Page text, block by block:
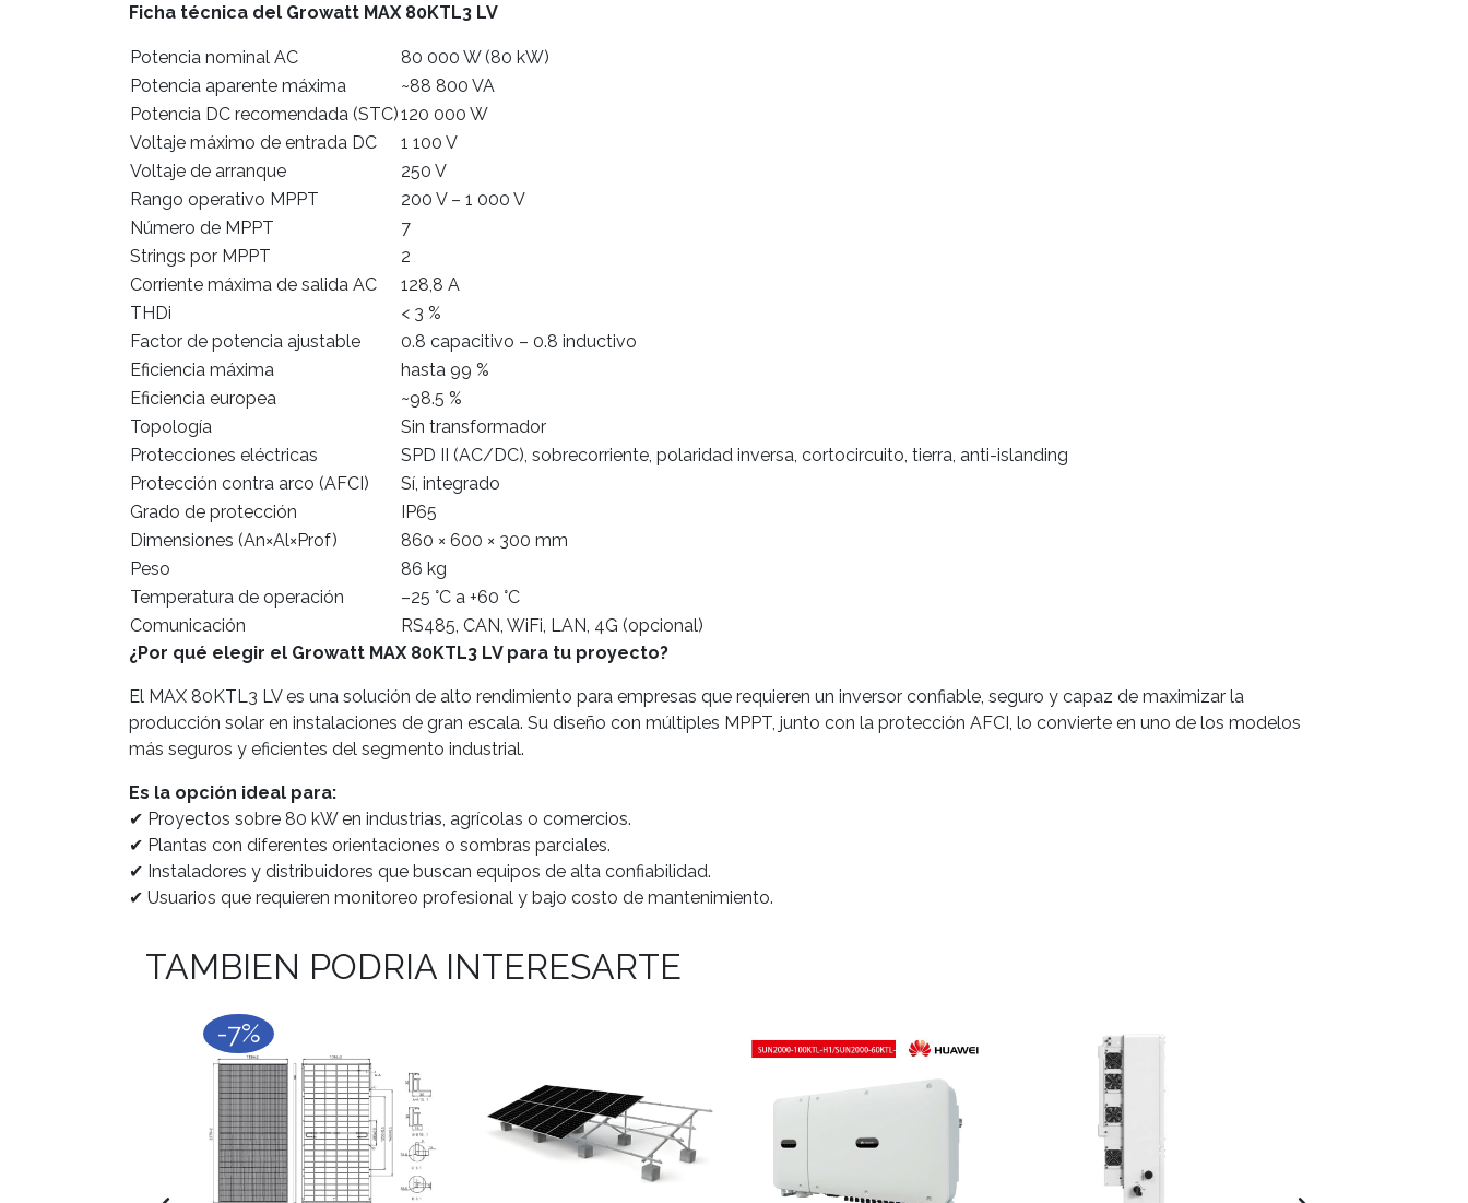
Ficha técnica del Growatt MAX 80KTL3 LV
Potencia nominal AC
80 000 W (80 kW)
Potencia aparente máxima
~88 800 VA
Potencia DC recomendada (STC)120 000 W
Voltaje máximo de entrada DC
1 100 V
Voltaje de arranque
250 V
Rango operativo MPPT
200 V – 1 000 V
Número de MPPT
7
Strings por MPPT
2
Corriente máxima de salida AC
128,8 A
THDi
< 3 %
Factor de potencia ajustable
0.8 capacitivo – 0.8 inductivo
Eficiencia máxima
hasta 99 %
Eficiencia europea
~98.5 %
Topología
Sin transformador
Protecciones eléctricas
SPD II (AC/DC), sobrecorriente, polaridad inversa, cortocircuito, tierra, anti-islanding
Protección contra arco (AFCI)
Sí, integrado
Grado de protección
IP65
Dimensiones (An×Al×Prof)
860 × 600 × 300 mm
Peso
86 kg
Temperatura de operación
–25 °C a +60 °C
Comunicación
RS485, CAN, WiFi, LAN, 4G (opcional)
¿Por qué elegir el Growatt MAX 80KTL3 LV para tu proyecto?
El MAX 80KTL3 LV es una solución de alto rendimiento para empresas que requieren un inversor confiable, seguro y capaz de maximizar la
producción solar en instalaciones de gran escala. Su diseño con múltiples MPPT, junto con la protección AFCI, lo convierte en uno de los modelos
más seguros y eficientes del segmento industrial.
Es la opción ideal para:
✔ Proyectos sobre 80 kW en industrias, agrícolas o comercios.
✔ Plantas con diferentes orientaciones o sombras parciales.
✔ Instaladores y distribuidores que buscan equipos de alta confiabilidad.
✔ Usuarios que requieren monitoreo profesional y bajo costo de mantenimiento.
TAMBIEN PODRIA INTERESARTE
-7%